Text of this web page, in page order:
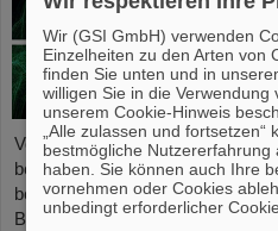
Vor 25 Jahren wurden die ersten
behandelt – wohingegen die
beschränkt war, können heute
Beispiel in Lunge, Leber und
Wir (GSI GmbH) verwenden
Einzelheiten zu den Arten von
finden Sie unten und in
willigen Sie in die Verwendung
unserem Cookie-Hinweis
„Alle zulassen und fortsetzen“
bestmögliche
haben. Sie können auch Ihre
vornehmen oder Cookies
unbedingt erforderlicher